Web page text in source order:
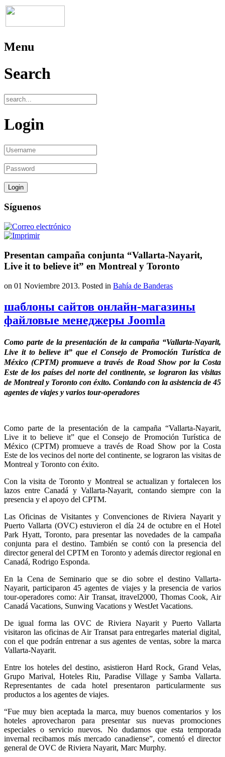
Menu
Search
Login
Síguenos
Presentan campaña conjunta “Vallarta-Nayarit,
Live it to believe it” en Montreal y Toronto
on 01 Noviembre 2013. Posted in Bahía de Banderas
шаблоны сайтов онлайн-магазины
файловые менеджеры Joomla
Como parte de la presentación de la campaña “Vallarta-Nayarit,
Live it to believe it” que el Consejo de Promoción Turística de
México (CPTM) promueve a través de Road Show por la Costa
Este de los países del norte del continente, se lograron las visitas
de Montreal y Toronto con éxito. Contando con la asistencia de 45
agentes de viajes y varios tour-operadores
Como parte de la presentación de la campaña “Vallarta-Nayarit,
Live it to believe it” que el Consejo de Promoción Turística de
México (CPTM) promueve a través de Road Show por la Costa
Este de los vecinos del norte del continente, se lograron las visitas de
Montreal y Toronto con éxito.
Con la visita de Toronto y Montreal se actualizan y fortalecen los
lazos entre Canadá y Vallarta-Nayarit, contando siempre con la
presencia y el apoyo del CPTM.
Las Oficinas de Visitantes y Convenciones de Riviera Nayarit y
Puerto Vallarta (OVC) estuvieron el día 24 de octubre en el Hotel
Park Hyatt, Toronto, para presentar las novedades de la campaña
conjunta para el destino. También se contó con la presencia del
director general del CPTM en Toronto y además director regional en
Canadá, Rodrigo Esponda.
En la Cena de Seminario que se dio sobre el destino Vallarta-
Nayarit, participaron 45 agentes de viajes y la presencia de varios
tour-operadores como: Air Transat, itravel2000, Thomas Cook, Air
Canadá Vacations, Sunwing Vacations y WestJet Vacations.
De igual forma las OVC de Riviera Nayarit y Puerto Vallarta
visitaron las oficinas de Air Transat para entregarles material digital,
con el que podrán entrenar a sus agentes de ventas, sobre la marca
Vallarta-Nayarit.
Entre los hoteles del destino, asistieron Hard Rock, Grand Velas,
Grupo Marival, Hoteles Riu, Paradise Village y Samba Vallarta.
Representantes de cada hotel presentaron particularmente sus
productos a los agentes de viajes.
“Fue muy bien aceptada la marca, muy buenos comentarios y los
hoteles aprovecharon para presentar sus nuevas promociones
especiales o servicio nuevos. No dudamos que esta temporada
invernal recibamos más mercado canadiense”, comentó el director
general de OVC de Riviera Nayarit, Marc Murphy.